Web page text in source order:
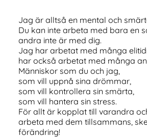
Jag är alltså en mental och
Du kan inte arbeta med bara en
andra inte är med dig.
Jag har arbetat med många
har också arbetat med många
Människor som du och jag,
som vill uppnå sina drömmar,
som vill kontrollera sin smärta,
som vill hantera sin stress.
För allt är kopplat till varandra
arbeta med dem tillsammans,
förändring!